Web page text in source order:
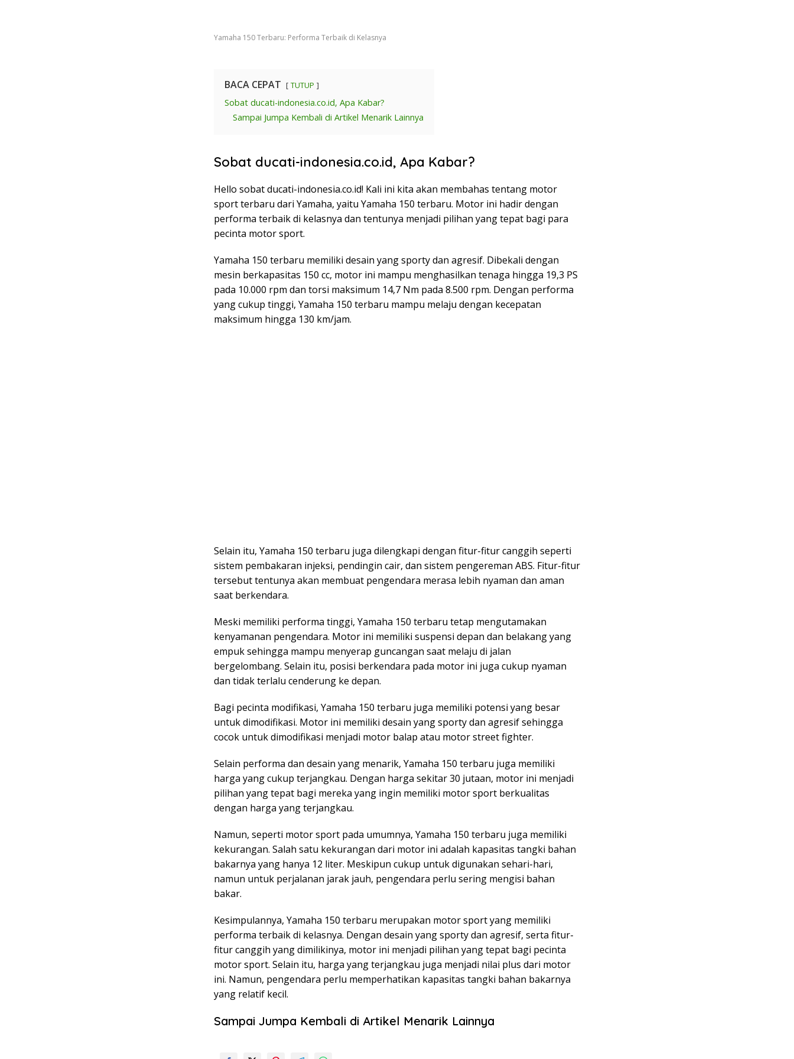
Yamaha 150 Terbaru: Performa Terbaik di Kelasnya
BACA CEPAT TUTUP
Sobat ducati-indonesia.co.id, Apa Kabar?
Sampai Jumpa Kembali di Artikel Menarik Lainnya
Sobat ducati-indonesia.co.id, Apa Kabar?
Hello sobat ducati-indonesia.co.id! Kali ini kita akan membahas tentang motor
sport terbaru dari Yamaha, yaitu Yamaha 150 terbaru. Motor ini hadir dengan
performa terbaik di kelasnya dan tentunya menjadi pilihan yang tepat bagi para
pecinta motor sport.
Yamaha 150 terbaru memiliki desain yang sporty dan agresif. Dibekali dengan
mesin berkapasitas 150 cc, motor ini mampu menghasilkan tenaga hingga 19,3 PS
pada 10.000 rpm dan torsi maksimum 14,7 Nm pada 8.500 rpm. Dengan performa
yang cukup tinggi, Yamaha 150 terbaru mampu melaju dengan kecepatan
maksimum hingga 130 km/jam.
Selain itu, Yamaha 150 terbaru juga dilengkapi dengan fitur-fitur canggih seperti
sistem pembakaran injeksi, pendingin cair, dan sistem pengereman ABS. Fitur-fitur
tersebut tentunya akan membuat pengendara merasa lebih nyaman dan aman
saat berkendara.
Meski memiliki performa tinggi, Yamaha 150 terbaru tetap mengutamakan
kenyamanan pengendara. Motor ini memiliki suspensi depan dan belakang yang
empuk sehingga mampu menyerap guncangan saat melaju di jalan
bergelombang. Selain itu, posisi berkendara pada motor ini juga cukup nyaman
dan tidak terlalu cenderung ke depan.
Bagi pecinta modifikasi, Yamaha 150 terbaru juga memiliki potensi yang besar
untuk dimodifikasi. Motor ini memiliki desain yang sporty dan agresif sehingga
cocok untuk dimodifikasi menjadi motor balap atau motor street fighter.
Selain performa dan desain yang menarik, Yamaha 150 terbaru juga memiliki
harga yang cukup terjangkau. Dengan harga sekitar 30 jutaan, motor ini menjadi
pilihan yang tepat bagi mereka yang ingin memiliki motor sport berkualitas
dengan harga yang terjangkau.
Namun, seperti motor sport pada umumnya, Yamaha 150 terbaru juga memiliki
kekurangan. Salah satu kekurangan dari motor ini adalah kapasitas tangki bahan
bakarnya yang hanya 12 liter. Meskipun cukup untuk digunakan sehari-hari,
namun untuk perjalanan jarak jauh, pengendara perlu sering mengisi bahan
bakar.
Kesimpulannya, Yamaha 150 terbaru merupakan motor sport yang memiliki
performa terbaik di kelasnya. Dengan desain yang sporty dan agresif, serta fitur-
fitur canggih yang dimilikinya, motor ini menjadi pilihan yang tepat bagi pecinta
motor sport. Selain itu, harga yang terjangkau juga menjadi nilai plus dari motor
ini. Namun, pengendara perlu memperhatikan kapasitas tangki bahan bakarnya
yang relatif kecil.
Sampai Jumpa Kembali di Artikel Menarik Lainnya